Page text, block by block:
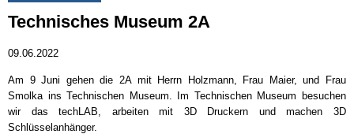
Technisches Museum 2A
09.06.2022
Am 9 Juni gehen die 2A mit Herrn Holzmann, Frau Maier, und Frau
Smolka ins Technischen Museum. Im Technischen Museum besuchen
wir das techLAB, arbeiten mit 3D Druckern und machen 3D
Schlüsselanhänger.